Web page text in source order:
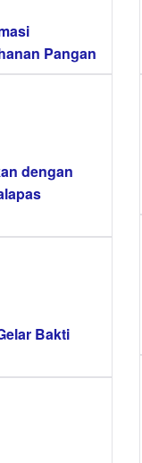
Pangan
dengan
Bakti